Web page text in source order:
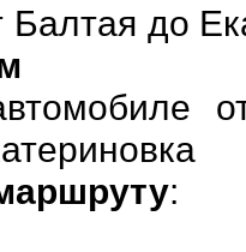
Балтая до
: